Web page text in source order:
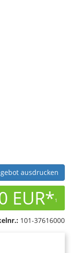
ausdrucken
EUR*1
101-37616000